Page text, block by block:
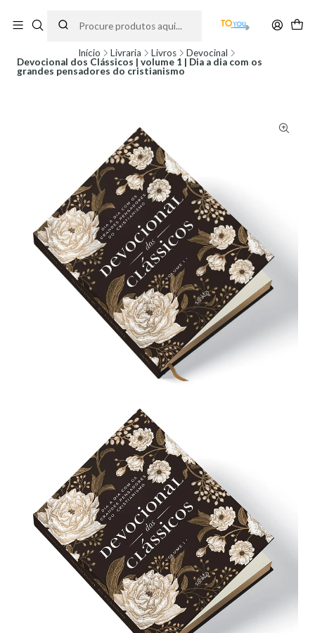
partir do dia 11 de Agosto, às 10H.
Início Livraria Livros
Devocinal
Devocional dos Clássicos | volume 1 | Dia a dia com os
grandes pensadores do cristianismo